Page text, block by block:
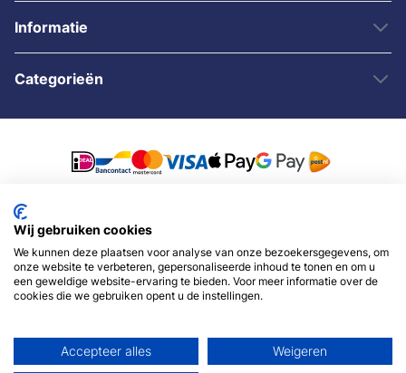
Informatie
Categorieën
© 2007 - 2026 - Sybshop.nl
Wij gebruiken cookies
We kunnen deze plaatsen voor analyse van onze bezoekersgegevens, om
onze website te verbeteren, gepersonaliseerde inhoud te tonen en om u
een geweldige website-ervaring te bieden. Voor meer informatie over de
cookies die we gebruiken opent u de instellingen.
Accepteer alles Weigeren